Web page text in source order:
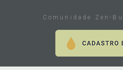
Comunidade Zen-